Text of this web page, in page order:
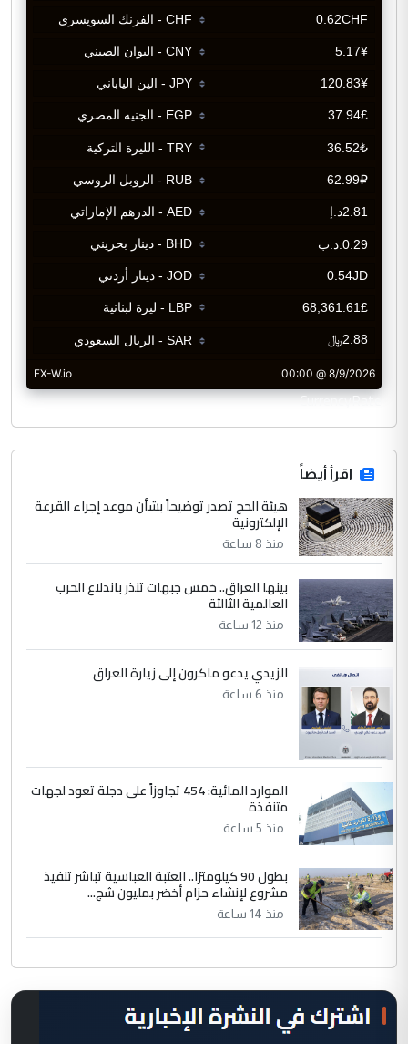
CurrencyRate
اقرأ أيضاً
هيئة الحج تصدر توضيحاً بشأن موعد إجراء القرعة
الإلكترونية
منذ 8 ساعة
بينها العراق.. خمس جبهات تنذر باندلاع الحرب
العالمية الثالثة
منذ 12 ساعة
الزيدي يدعو ماكرون إلى زيارة العراق
منذ 6 ساعة
الموارد المائية: 454 تجاوزاً على دجلة تعود لجهات
متنفذة
منذ 5 ساعة
بطول 90 كيلومترًا.. العتبة العباسية تباشر تنفيذ
مشروع لإنشاء حزام أخضر بمليون شج...
منذ 14 ساعة